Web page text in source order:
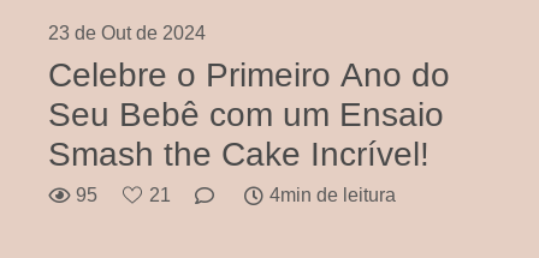
23 de Out de 2024
Celebre o Primeiro Ano do
Seu Bebê com um Ensaio
Smash the Cake Incrível!
95 21 4min de leitura